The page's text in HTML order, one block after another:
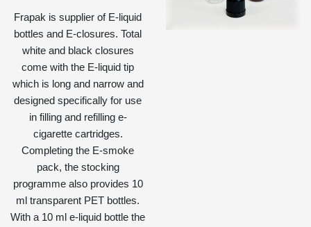
Frapak is supplier of E-liquid
bottles and E-closures. Total
white and black closures
come with the E-liquid tip
which is long and narrow and
designed specifically for use
in filling and refilling e-
cigarette cartridges.
Completing the E-smoke
pack, the stocking
programme also provides 10
ml transparent PET bottles.
With a 10 ml e-liquid bottle the